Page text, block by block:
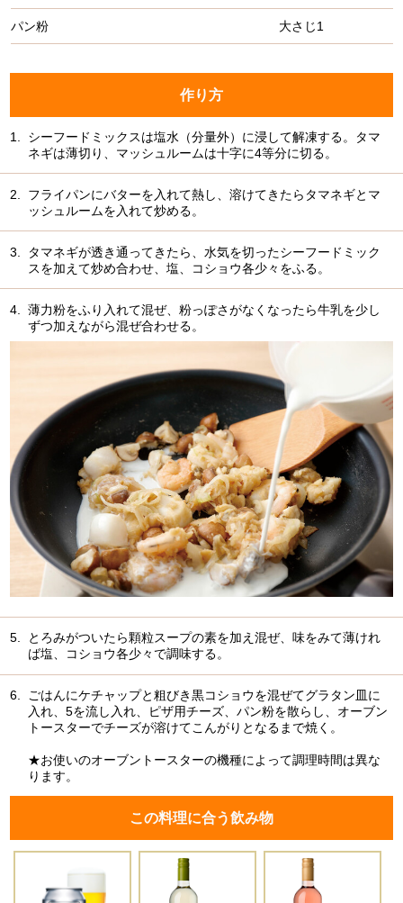
パン粉 大さじ1
作り方
1.
シーフードミックスは塩水（分量外）に浸して解凍する。タマ
ネギは薄切り、マッシュルームは十字に4等分に切る。
2.
フライパンにバターを入れて熱し、溶けてきたらタマネギとマ
ッシュルームを入れて炒める。
3.
タマネギが透き通ってきたら、水気を切ったシーフードミック
スを加えて炒め合わせ、塩、コショウ各少々をふる。
4.
薄力粉をふり入れて混ぜ、粉っぽさがなくなったら牛乳を少し
ずつ加えながら混ぜ合わせる。
5.
とろみがついたら顆粒スープの素を加え混ぜ、味をみて薄けれ
ば塩、コショウ各少々で調味する。
6.
ごはんにケチャップと粗びき黒コショウを混ぜてグラタン皿に
入れ、5を流し入れ、ピザ用チーズ、パン粉を散らし、オーブン
トースターでチーズが溶けてこんがりとなるまで焼く。
★お使いのオーブントースターの機種によって調理時間は異な
ります。
この料理に合う飲み物